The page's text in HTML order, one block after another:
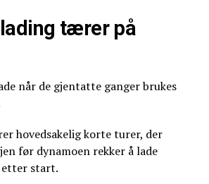
tærer på
når de gjentatte ganger brukes
hovedsakelig korte turer, der
før dynamoen rekker å lade
start.